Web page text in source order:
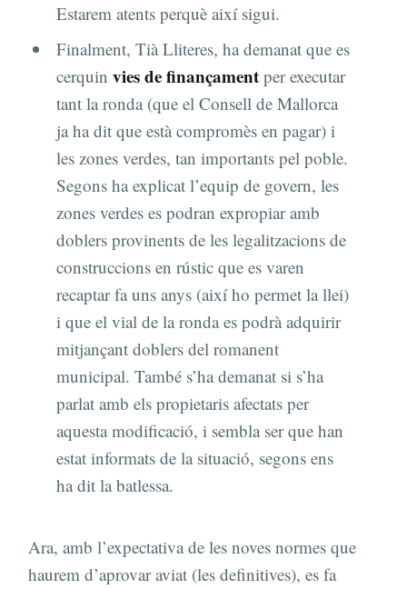
Estarem atents perquè així sigui.
Finalment, Tià Lliteres, ha demanat que es
cerquin vies de finançamentper executar
tant la ronda (que el Consell de Mallorca
ja ha dit que està compromès en pagar) i
les zones verdes, tan importants pel poble.
Segons ha explicat l’equip de govern, les
zones verdes es podran expropiar amb
doblers provinents de les legalitzacions de
construccions en rústic que es varen
recaptar fa uns anys (així ho permet la llei)
i que el vial de la ronda es podrà adquirir
mitjançant doblers del romanent
municipal. També s’ha demanat si s’ha
parlat amb els propietaris afectats per
aquesta modificació, i sembla ser que han
estat informats de la situació, segons ens
ha dit la batlessa.
Ara, amb l’expectativa de les noves normes que
haurem d’aprovar aviat (les definitives), es fa